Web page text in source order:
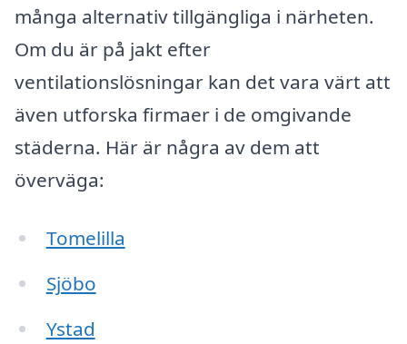
många alternativ tillgängliga i närheten.
Om du är på jakt efter
ventilationslösningar kan det vara värt att
även utforska firmaer i de omgivande
städerna. Här är några av dem att
överväga:
Tomelilla
Sjöbo
Ystad